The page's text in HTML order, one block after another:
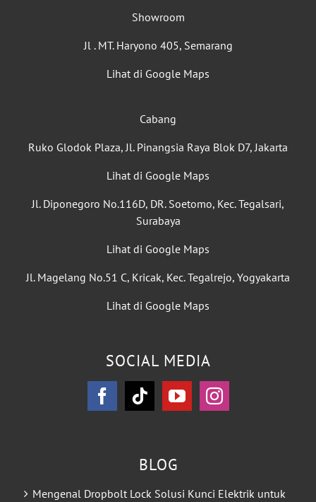
Showroom
Jl . MT. Haryono 405, Semarang
Lihat di Google Maps
Cabang
Ruko Glodok Plaza, Jl. Pinangsia Raya Blok D7, Jakarta
Lihat di Google Maps
Jl. Diponegoro No.116D, DR. Soetomo, Kec. Tegalsari,
Surabaya
Lihat di Google Maps
Jl. Magelang No.51 C, Kricak, Kec. Tegalrejo, Yogyakarta
Lihat di Google Maps
SOCIAL MEDIA
BLOG
Mengenal Dropbolt Lock Solusi Kunci Elektrik untuk